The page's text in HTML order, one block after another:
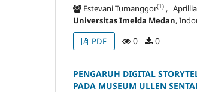
Estevani Tumanggor(1) ,
Universitas Imelda Medan,
PDF 0 0
PENGARUH DIGITAL
PADA MUSEUM ULLEN